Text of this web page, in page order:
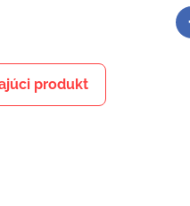
produkt